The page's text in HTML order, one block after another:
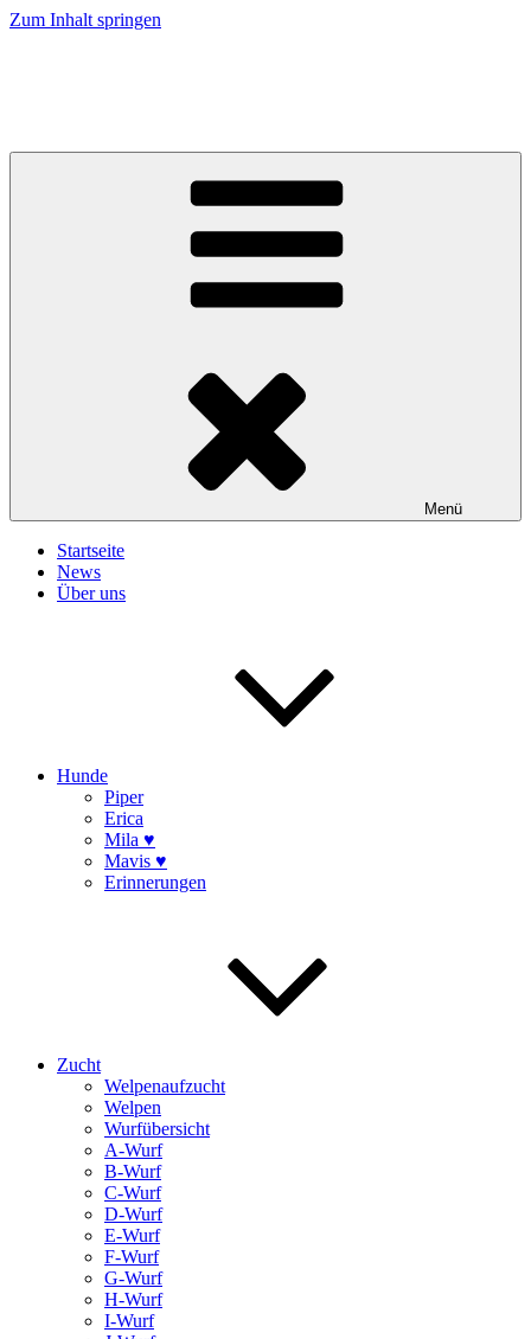
Zum Inhalt springen
Menü
Startseite
News
Über uns
Hunde
Piper
Erica
Mila ♥
Mavis ♥
Erinnerungen
Zucht
Welpenaufzucht
Welpen
Wurfübersicht
A-Wurf
B-Wurf
C-Wurf
D-Wurf
E-Wurf
F-Wurf
G-Wurf
H-Wurf
I-Wurf